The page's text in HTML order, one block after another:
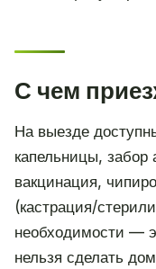
С чем
На выезде
капельницы,
вакцинация,
(кастрация/
необходимости —
нельзя сделать